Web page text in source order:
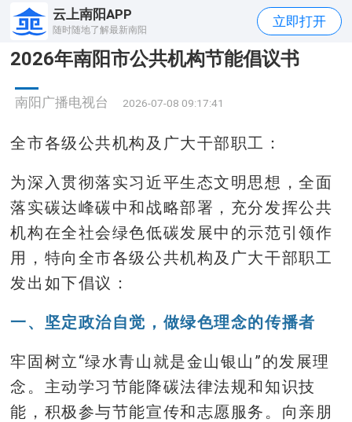
云上南阳APP
随时随地了解最新南阳
立即打开
2026年南阳市公共机构节能倡议书
南阳广播电视台 2026-07-08 09:17:41
全市各级公共机构及广大干部职工：
为深入贯彻落实习近平生态文明思想，全面
落实碳达峰碳中和战略部署，充分发挥公共
机构在全社会绿色低碳发展中的示范引领作
用，特向全市各级公共机构及广大干部职工
发出如下倡议：
一、坚定政治自觉，做绿色理念的传播者
牢固树立“绿水青山就是金山银山”的发展理
念。主动学习节能降碳法律法规和知识技
能，积极参与节能宣传和志愿服务。向亲朋